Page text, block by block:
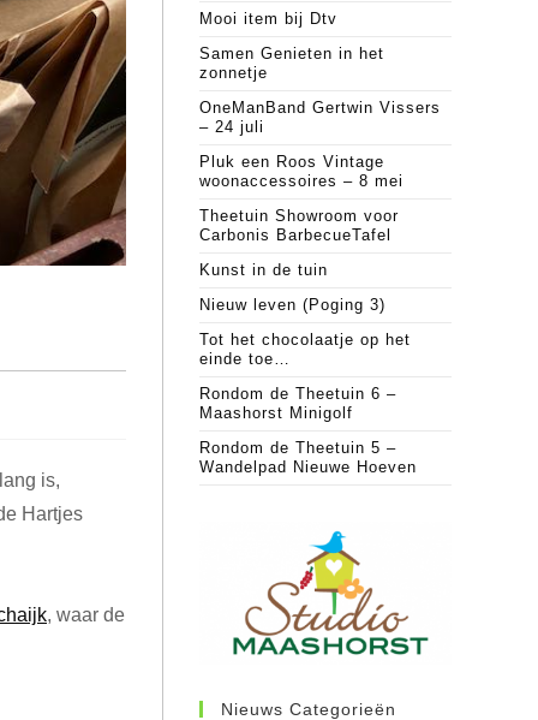
is,
Hartjes
, waar de
Mooi item bij Dtv
Samen Genieten in het
zonnetje
OneManBand Gertwin Vissers
– 24 juli
Pluk een Roos Vintage
woonaccessoires – 8 mei
Theetuin Showroom voor
Carbonis BarbecueTafel
Kunst in de tuin
Nieuw leven (Poging 3)
Tot het chocolaatje op het
einde toe…
Rondom de Theetuin 6 –
Maashorst Minigolf
Rondom de Theetuin 5 –
Wandelpad Nieuwe Hoeven
Nieuws Categorieën